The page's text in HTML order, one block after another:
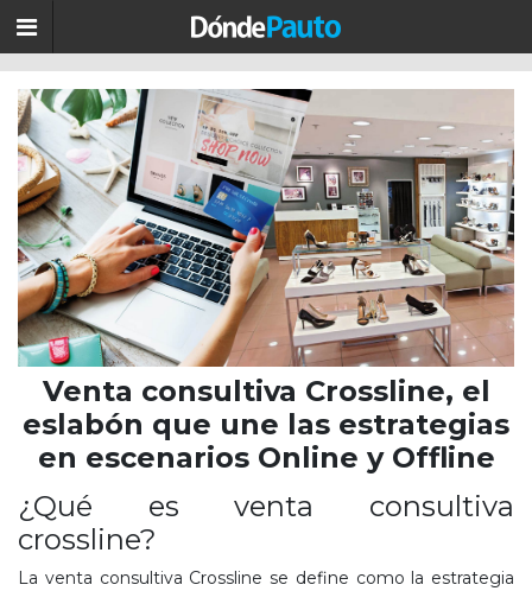
Venta consultiva Crossline, el
eslabón que une las estrategias
en escenarios Online y Offline
¿Qué es venta consultiva
crossline?
La venta consultiva Crossline se define como la estrategia